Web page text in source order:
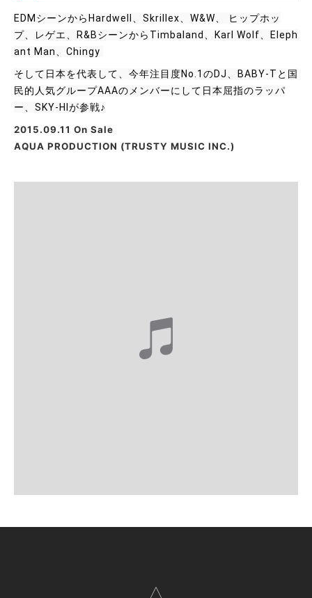
EDMシーンからHardwell、Skrillex、W&W、 ヒップホッ
プ、レゲエ、R&BシーンからTimbaland、Karl Wolf、Eleph
ant Man、Chingy
そして日本を代表して、今年注目度No.1のDJ、BABY-Tと国
民的人気グループAAAのメンバーにして日本屈指のラッパ
ー、SKY-HIが参戦♪
2015.09.11 On Sale
AQUA PRODUCTION (TRUSTY MUSIC INC.)